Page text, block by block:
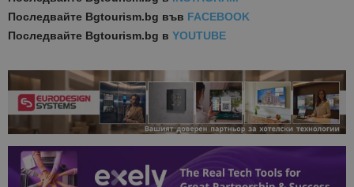
Последвайте Bgtourism.bg във FACEBOOK
Последвайте Bgtourism.bg в YOUTUBE